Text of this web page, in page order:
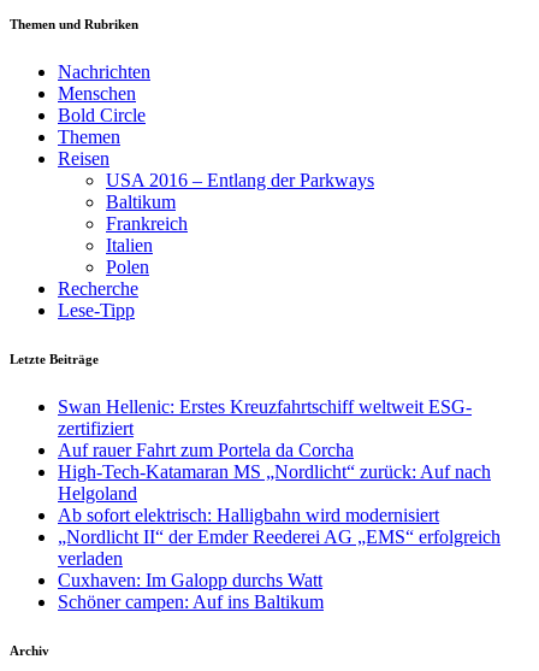
Themen und Rubriken
Nachrichten
Menschen
Bold Circle
Themen
Reisen
USA 2016 – Entlang der Parkways
Baltikum
Frankreich
Italien
Polen
Recherche
Lese-Tipp
Letzte Beiträge
Swan Hellenic: Erstes Kreuzfahrtschiff weltweit ESG-
zertifiziert
Auf rauer Fahrt zum Portela da Corcha
High-Tech-Katamaran MS „Nordlicht“ zurück: Auf nach
Helgoland
Ab sofort elektrisch: Halligbahn wird modernisiert
„Nordlicht II“ der Emder Reederei AG „EMS“ erfolgreich
verladen
Cuxhaven: Im Galopp durchs Watt
Schöner campen: Auf ins Baltikum
Archiv